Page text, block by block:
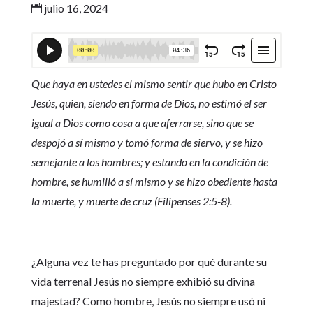
julio 16, 2024
Que haya en ustedes el mismo sentir que hubo en Cristo
Jesús, quien, siendo en forma de Dios, no estimó el ser
igual a Dios como cosa a que aferrarse, sino que se
despojó a sí mismo y tomó forma de siervo, y se hizo
semejante a los hombres; y estando en la condición de
hombre, se humilló a sí mismo y se hizo obediente hasta
la muerte, y muerte de cruz (Filipenses 2:5-8).
¿Alguna vez te has preguntado por qué durante su
vida terrenal Jesús no siempre exhibió su divina
majestad? Como hombre, Jesús no siempre usó ni